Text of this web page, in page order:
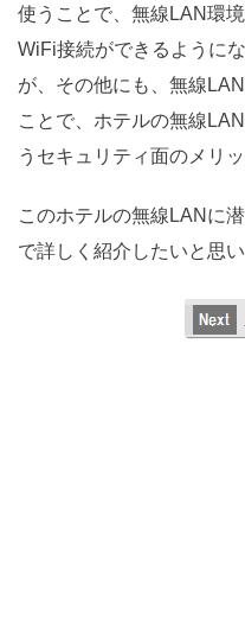
使うことで、無線LAN環
WiFi接続ができるように
が、その他にも、無線
ことで、ホテルの無線
うセキュリティ面のメリ
このホテルの無線LANに
で詳しく紹介したいと思い